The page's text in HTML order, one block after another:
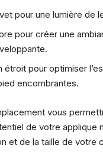
pour une lumière de
pour créer une
étroit pour optimiser
encombrantes.
vous
de votre applique
et de la taille de votre